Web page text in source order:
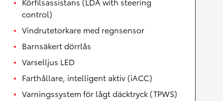
control)
Vindrutetorkare med regnsensor
Barnsäkert dörrlås
Varselljus LED
Farthållare, intelligent aktiv (iACC)
Varningssystem för lågt däcktryck (TPWS)